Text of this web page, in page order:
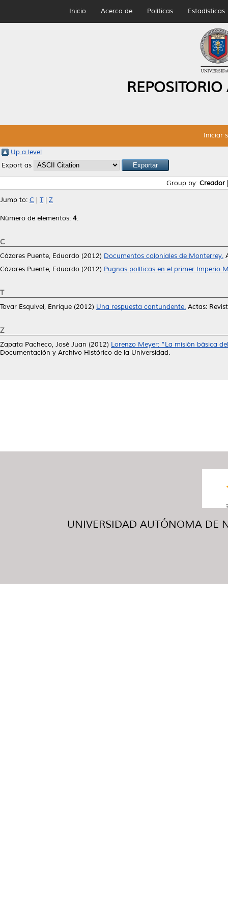
Inicio Acerca de Políticas Estadísticas
Iniciar
Up a level
Export as
Group by: Creador
Jump to: C T| Z
Número de elementos: 4.
C
Cázares Puente, Eduardo (2012) Documentos coloniales de Monterrey.
Cázares Puente, Eduardo (2012) Pugnas políticas en el primer Imperio
T
Tovar Esquivel, Enrique (2012) Una respuesta contundente. Actas:
Z
Zapata Pacheco, José Juan (2012) Lorenzo Meyer: “La misión básica
Documentación y Archivo Histórico de la Universidad.
UNIVERSIDAD AUTÓNOMA DE